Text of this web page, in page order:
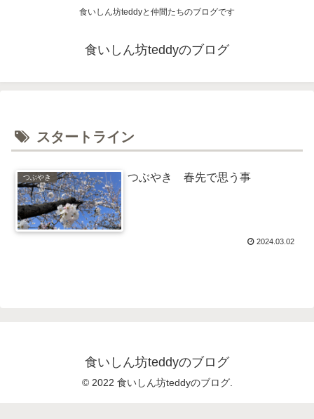
食いしん坊teddyと仲間たちのブログです
食いしん坊teddyのブログ
スタートライン
つぶやき つぶやき 春先で思う事
2024.03.02
食いしん坊teddyのブログ
© 2022 食いしん坊teddyのブログ.